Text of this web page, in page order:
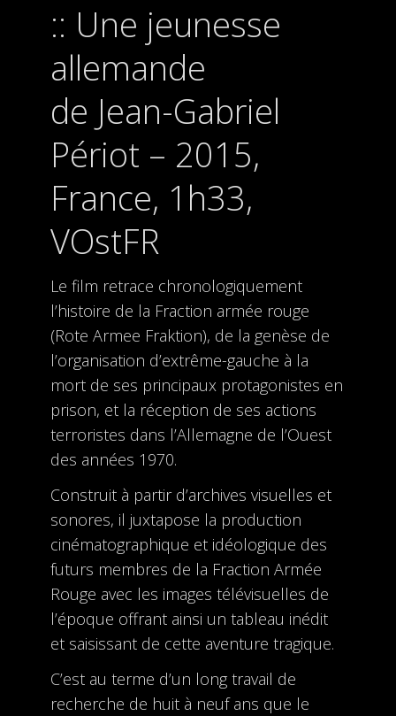
Une jeunesse
allemande
de Jean-Gabriel
Périot – 2015,
France, 1h33,
VOstFR
Le film retrace chronologiquement
l’histoire de la Fraction armée rouge
(Rote Armee Fraktion), de la genèse de
l’organisation d’extrême-gauche à la
mort de ses principaux protagonistes en
prison, et la réception de ses actions
terroristes dans l’Allemagne de l’Ouest
des années 1970.
Construit à partir d’archives visuelles et
sonores, il juxtapose la production
cinématographique et idéologique des
futurs membres de la Fraction Armée
Rouge avec les images télévisuelles de
l’époque offrant ainsi un tableau inédit
et saisissant de cette aventure tragique.
C’est au terme d’un long travail de
recherche de huit à neuf ans que le